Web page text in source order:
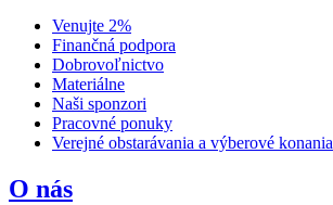
Venujte 2%
Finančná podpora
Dobrovoľnictvo
Materiálne
Naši sponzori
Pracovné ponuky
Verejné obstarávania a výberové konania
O nás